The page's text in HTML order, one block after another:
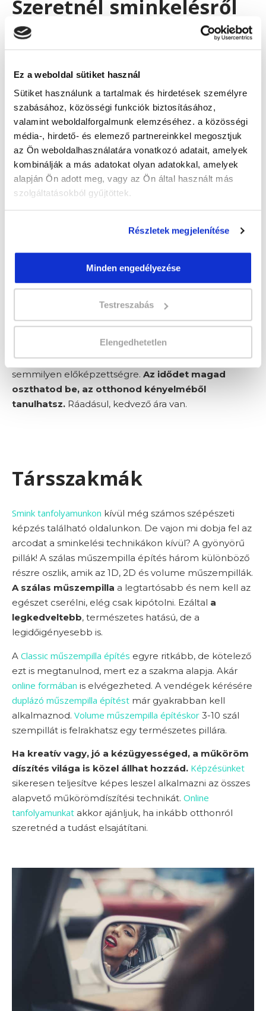
Ez a weboldal sütiket használ
Sütiket használunk a tartalmak és hirdetések személyre
szabásához, közösségi funkciók biztosításához,
valamint weboldalforgalmunk elemzéséhez. a közösségi
média-, hirdető- és elemező partnereinkkel megosztjuk
az Ön weboldalhasználatára vonatkozó adatait, amelyek
kombinálják a más adatokat olyan adatokkal, amelyek
alapján Ön adott meg, vagy az Ön által használt más
szolgáltatásokból gyűjtöttek.
Részletek megjelenítése
Minden engedélyezése
Testreszabás
Elengedhetetlen
Szeretnél sminkelésről
tanulni? Mutatjuk
smink tanfolyamunkat!
Online képzésünk4 modulja során
megismerkedhetsz a sminkelés alapjaival, de
bemutatjuk a profi smink technikáit is.Számos
gyakorlati oktató videó vár Rád. Ha
végigtanulmányozod az oktatási anyagot, ezentúl
képes leszel reggelente 5 perc alatt a nappali szuper
sminkedet elkészíteni. Elsajátítod vele a füstös smink
felvitelét is, valamintmegtanulod az alapsmink gyors
elkészítését is.
során szükséged lesz smink
családtagra, akin tudsz gyakorolni, tollra, hogy tudj
jegyzetelni és stabil internetkapcsolatra, valamint egy
digitális eszközre – számítógépre, laptopra, vagy
okostelefonra – hogy el tudd sajátítani a tananyagot.
Ez atanfolyamNeked való, ha kacérkodsz a sminkes
szakmával, de még nem döntötted el, valóban
Neked való-e. Elvégzéséhez nincs szükség
semmilyen előképzettségre. Az idődet magad
oszthatod be, az otthonod kényelméből
tanulhatsz. Ráadásul, kedvező ára van.
Társszakmák
Smink tanfolyamunkon kívül még számos szépészeti
képzés található oldalunkon. De vajon mi dobja fel az
arcodat a sminkelési technikákon kívül? A gyönyörű
pillák! A szálas műszempilla építés három különböző
részre oszlik, amik az 1D, 2D és volume műszempillák.
A szálas műszempilla a legtartósabb és nem kell az
egészet cserélni, elég csak kipótolni. Ezáltal a
legkedveltebb, természetes hatású, de a
legidőigényesebb is.
A Classic műszempilla építés egyre ritkább, de kötelező
ezt is megtanulnod, mert ez a szakma alapja. Akár
online formában is elvégezheted. A vendégek kérésére
duplázó műszempilla építést már gyakrabban kell
alkalmaznod. Volume műszempilla építéskor 3-10 szál
szempillát is felrakhatsz egy természetes pillára.
Ha kreatív vagy, jó a kézügyességed, a műköröm
díszítés világa is közel állhat hozzád. Képzésünket
sikeresen teljesítve képes leszel alkalmazni az összes
alapvető műkörömdíszítési technikát. Online
tanfolyamunkat akkor ajánljuk, ha inkább otthonról
szeretnéd a tudást elsajátítani.